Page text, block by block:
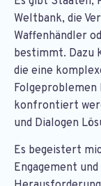
Weltbank, die
Waffenhändler
bestimmt. Dazu
die eine
konfrontiert
und Dialogen
Es begeistert
Engagement